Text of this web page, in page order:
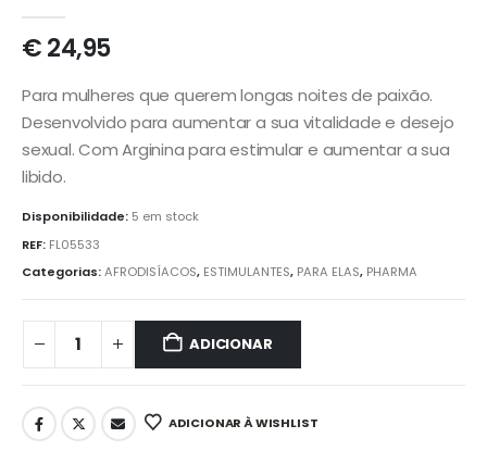
€24,95
Para mulheres que querem longas noites de paixão.
Desenvolvido para aumentar a sua vitalidade e desejo
sexual. Com Arginina para estimular e aumentar a sua
libido.
Disponibilidade: 5 em stock
REF: FL05533
Categorias:AFRODISÍACOS, ESTIMULANTES, PARA ELAS, PHARMA
ADICIONAR
ADICIONAR À WISHLIST